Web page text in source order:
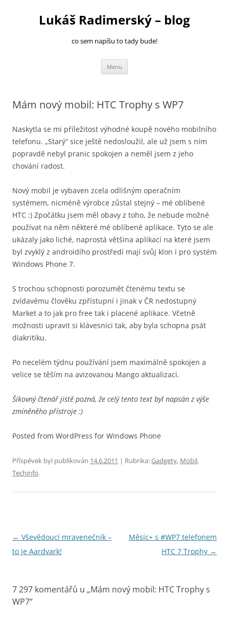
Lukáš Radimerský – blog
co sem napíšu to tady bude!
Menu
Mám nový mobil: HTC Trophy s WP7
Naskytla se mi příležitost výhodné koupě nového mobilního
telefonu. „Starý“ sice ještě nedosloužil, ale už jsem s ním
popravdě nebyl pranic spokojen a neměl jsem z jeho
chování radost.
Nový mobil je vybaven zcela odlišným operačním
systémem, nicméně výrobce zůstal stejný – mé oblíbené
HTC :) Zpočátku jsem měl obavy z toho, že nebude možné
používat na něm některé mé oblíbené aplikace. Tyto se ale
ukázaly jako liché, naprostá většina aplikací na které jsem
byl zvyklý z androidího prostředí mají svůj klon i pro systém
Windows Phone 7.
S trochou schopnosti porozumět čtenému textu se
zvídavému člověku zpřístupní i jinak v ČR nedostupný
Market a to jak pro free tak i placené aplikace. Včetně
možnosti upravit si klávesnici tak, aby byla schopna psát
diakritiku.
Po necelém týdnu používání jsem maximálně spokojen a
velice se těším na avizovanou Mango aktualizaci.
Šikovný čtenář jistě pozná, že celý tento text byl napsán z výše
zmíněněho přístroje :)
Posted from WordPress for Windows Phone
Příspěvek byl publikován 14.6.2011 | Rubrika:Gadgety, Mobil,
Techinfo.
Navigace
pro
← Vševědoucí mravenečník –
to je Aardvark!
Měsíc+ s #WP7 telefonem
HTC 7 Trophy →
7 297 komentářů u „Mám nový mobil: HTC Trophy s
WP7“